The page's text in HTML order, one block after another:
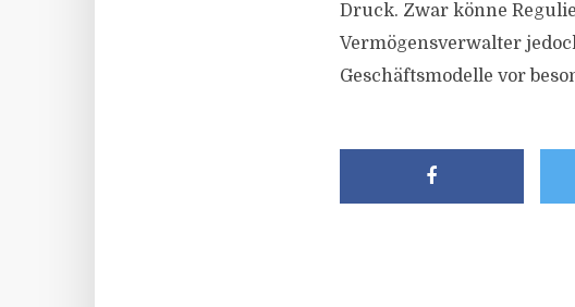
Druck. Zwar könne
Vermögensverwalter
Geschäftsmodelle vor